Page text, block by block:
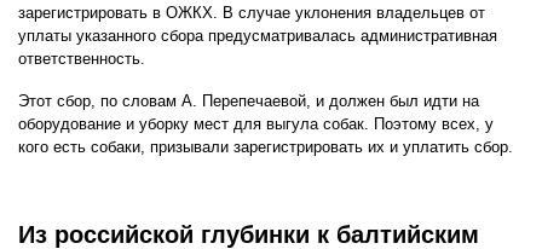
зарегистрировать в ОЖКХ. В случае уклонения владельцев от
уплаты указанного сбора предусматривалась административная
ответственность.
Этот сбор, по словам А. Перепечаевой, и должен был идти на
оборудование и уборку мест для выгула собак. Поэтому всех, у
кого есть собаки, призывали зарегистрировать их и уплатить сбор.
Из российской глубинки к балтийским